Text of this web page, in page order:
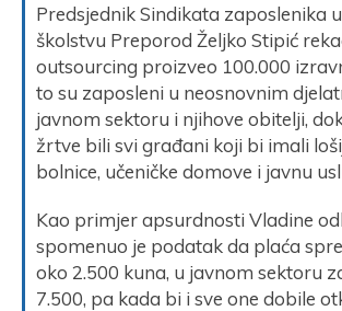
Predsjednik Sindikata zaposlenika
školstvu Preporod Željko Stipić
outsourcing proizveo 100.000
to su zaposleni u neosnovnim
javnom sektoru i njihove obitelji,
žrtve bili svi građani koji bi imali
bolnice, učeničke domove i javnu
Kao primjer apsurdnosti Vladine
spomenuo je podatak da plaća
oko 2.500 kuna, u javnom sektoru
7.500, pa kada bi i sve one dobile